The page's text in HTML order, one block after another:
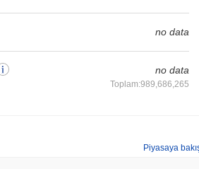
no data
no data
Toplam:989,686,265
Piyasaya